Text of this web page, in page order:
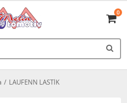
0
LAUFENN LASTİK